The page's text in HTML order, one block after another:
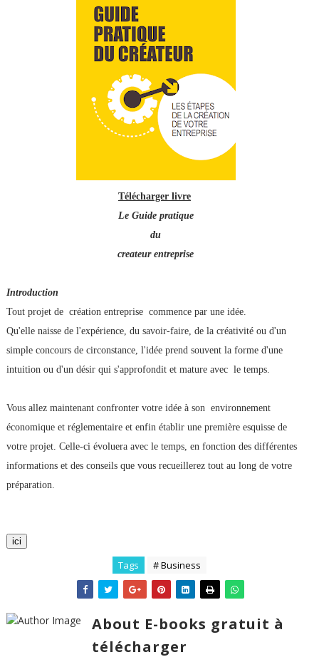
Télécharger livre
Le Guide pratique
du
createur entreprise
Introduction
Tout projet de création entreprise commence par une idée.
Qu'elle naisse de l'expérience, du savoir-faire, de la créativité ou d'un
simple concours de circonstance, l'idée prend souvent la forme d'une
intuition ou d'un désir qui s'approfondit et mature avec le temps.
Vous allez maintenant confronter votre idée à son environnement
économique et réglementaire et enfin établir une première esquisse de
votre projet. Celle-ci évoluera avec le temps, en fonction des différentes
informations et des conseils que vous recueillerez tout au long de votre
préparation.
ici
Tags # Business
About E-books gratuit à
télécharger